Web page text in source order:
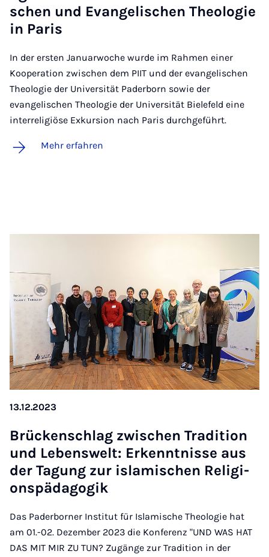
schen und Evan­ge­li­schen Theo­lo­gie
in Pa­ris
In der ersten Januarwoche wurde im Rahmen einer
Kooperation zwischen dem PIIT und der evangelischen
Theologie der Universität Paderborn sowie der
evangelischen Theologie der Universität Bielefeld eine
interreligiöse Exkursion nach Paris durchgeführt.
Mehr erfahren
13.12.2023
Brü­cken­schlag zwi­schen Tra­di­ti­on
und Le­bens­welt: Er­kennt­nis­se aus
der Ta­gung zur is­la­mi­schen Re­li­gi­
ons­päd­ago­gik
Das Paderborner Institut für Islamische Theologie hat
am 01.-02. Dezember 2023 die Konferenz "UND WAS HAT
DAS MIT MIR ZU TUN? Zugänge zur Tradition in der